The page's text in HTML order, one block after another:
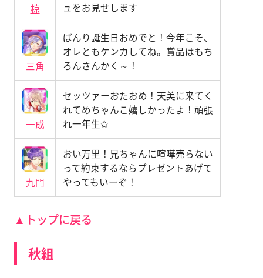
椋 ュをお見せします
三角
ばんり誕生日おめでと！今年こそ、
オレともケンカしてね。賞品はもち
ろんさんかく～！
一成
セッツァーおたおめ！天美に来てく
れてめちゃんこ嬉しかったよ！頑張
れ一年生✩
九門
おい万里！兄ちゃんに喧嘩売らない
って約束するならプレゼントあげて
やってもいーぞ！
▲トップに戻る
秋組